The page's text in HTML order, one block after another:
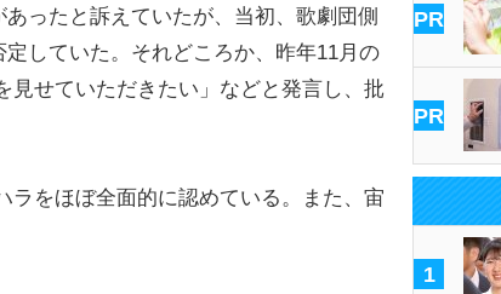
あったと訴えていたが、当初、歌劇団側
定していた。それどころか、昨年11月の
見せていただきたい」などと発言し、批
をほぼ全面的に認めている。また、宙
PR
PR
1